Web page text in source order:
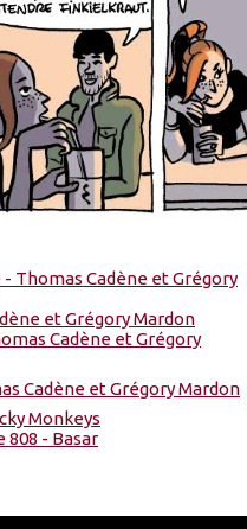
Monkeys
808 - Basar